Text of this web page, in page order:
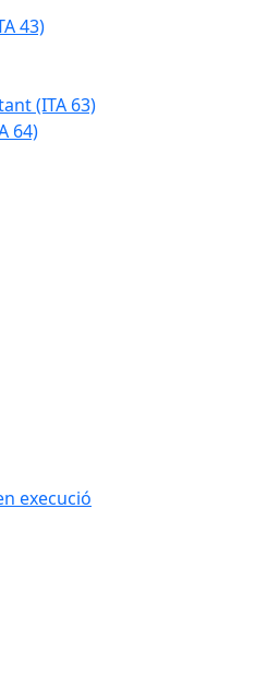
43)
(ITA 63)
64)
execució